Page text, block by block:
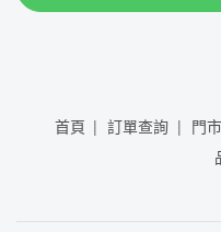
首頁 訂單查詢 門